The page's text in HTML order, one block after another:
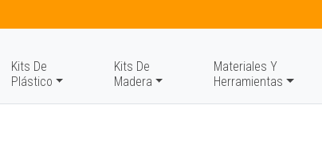
Kits De
Plástico
Kits De
Madera
Materiales Y
Herramientas